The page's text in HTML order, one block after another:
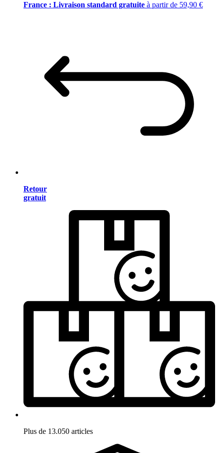
France : Livraison standard gratuite à partir de 59,90 €
Retour
gratuit
Plus de 13.050 articles